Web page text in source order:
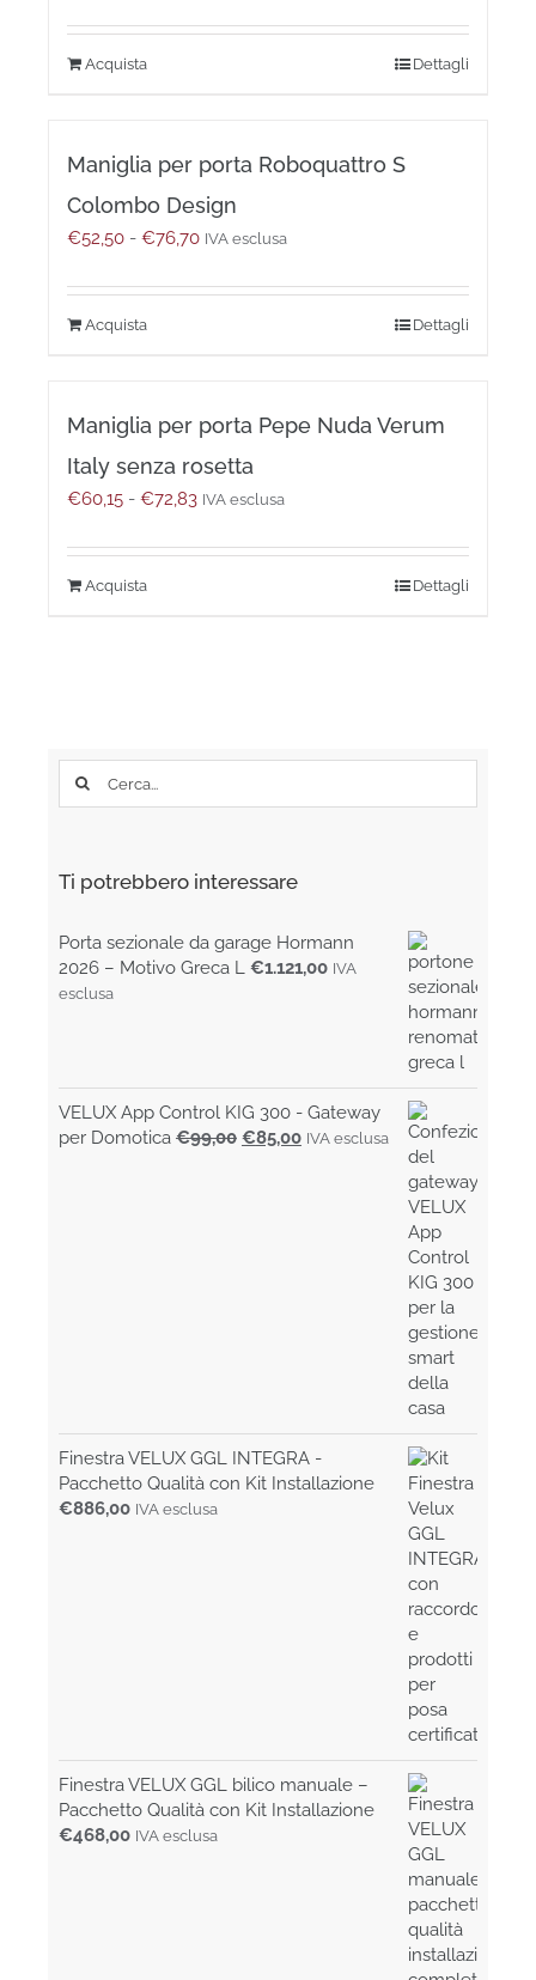
Questo
varianti.
opzioni
possono
scelte
Dettagli
Maniglia per porta Roboquattro S
Colombo Design
€52,50 - €76,70Fascia
prezzo:
IVA esclusa
Questo
varianti.
opzioni
possono
scelte
Dettagli
Maniglia per porta Pepe Nuda Verum
Italy senza rosetta
€60,15 - €72,83Fascia
prezzo:
IVA esclusa
Questo
possono
essere
scelte
del
Dettagli
per:
Ti potrebbero interessare
Porta sezionale da garage Hormann
2026 – Motivo Greca L €1.121,00 IVA
esclusa
VELUX App Control KIG 300 - Gateway
per Domotica €99,00 Il
€85,00IlIVA esclusa
Finestra VELUX GGL INTEGRA -
Pacchetto Qualità con Kit Installazione
€886,00 IVA esclusa
Finestra VELUX GGL bilico manuale –
Pacchetto Qualità con Kit Installazione
€468,00 IVA esclusa